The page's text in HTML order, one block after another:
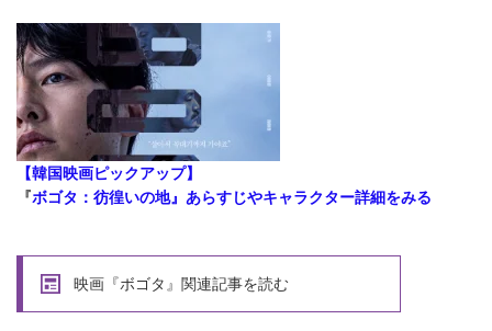
【韓国映画ピックアップ】
『ボゴタ：彷徨いの地』あらすじやキャラクター詳細をみる
映画『ボゴタ』関連記事を読む